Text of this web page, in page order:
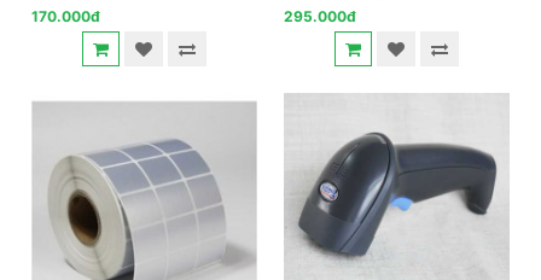
170.000đ 295.000đ